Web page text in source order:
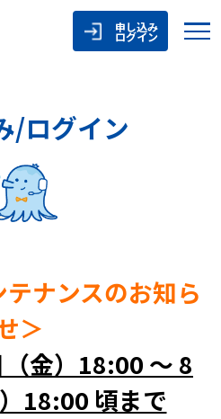
申し込み
ログイン
/ログイン
ナンスのお知ら
＞
金）18:00 ～ 8
18:00 頃まで